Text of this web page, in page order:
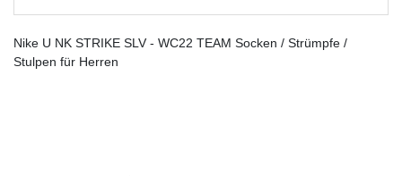
Nike U NK STRIKE SLV - WC22 TEAM Socken / Strümpfe /
Stulpen für Herren